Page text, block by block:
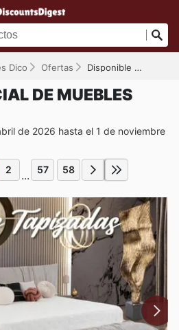
Dico Ofertas Disponible hasta el 01/11/2026
DE MUEBLES
de 2026 hasta el 1 de noviembre
2 ... 57 58